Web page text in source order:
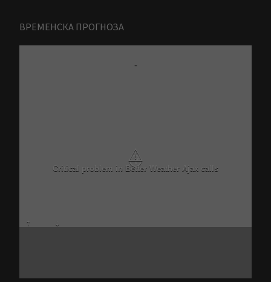
ВРЕМЕНСКА ПРОГНОЗА
-
⚠
Critical problem in Better Weather Ajax calls